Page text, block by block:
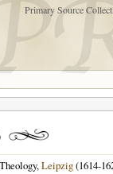
Primary Source
Leipzig(1614-